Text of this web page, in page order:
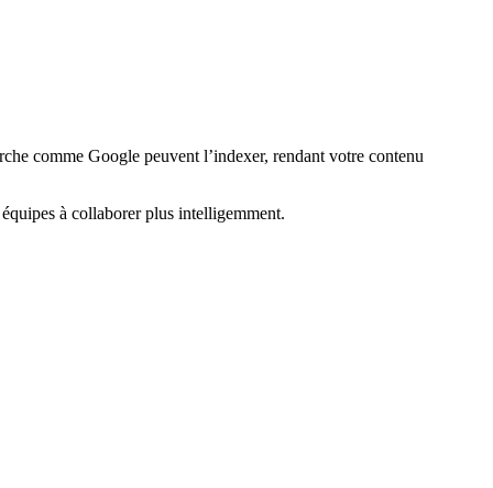
comme Google peuvent l’indexer, rendant votre contenu
à collaborer plus intelligemment.